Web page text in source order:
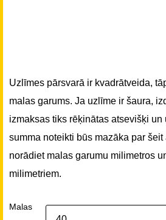
Uzlīmes pārsvarā ir kvadrātveida,
malas garums. Ja uzlīme ir šaura,
izmaksas tiks rēķinātas atsevišķi un
summa noteikti būs mazāka par
norādiet malas garumu milimetros
milimetriem.
Malas